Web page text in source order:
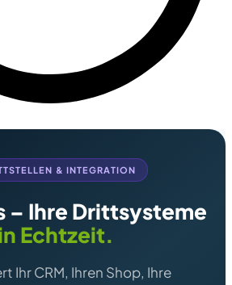
& INTEGRATION
– Ihre Drittsysteme
Echtzeit.
Ihr CRM, Ihren Shop, Ihre